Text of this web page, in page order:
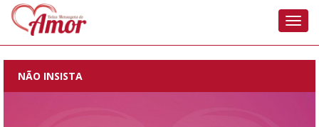
NÃO INSISTA